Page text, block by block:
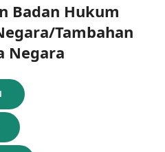
Badan Hukum
Tambahan
Negara